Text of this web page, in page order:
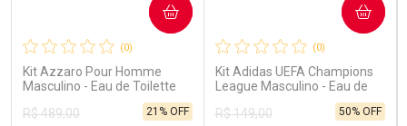
Comprar sem Desconto
Por R$ 64,90/cada
Comprar sem Desconto
Por R$ 64,90/cada
Comprar sem Desconto
Por R$ 38,87/cada
Comprar sem Desconto
Por R$ 38,87/cada
(0)
Kit Azzaro Pour Homme
Masculino - Eau de Toilette
R$ 489,00
21% OFF
COMPRAR
(0)
Kit Adidas UEFA Champions
League Masculino - Eau de
Toilette 100ml + Shower Gel
250ml
R$ 149,00
50% OFF
COMPRAR